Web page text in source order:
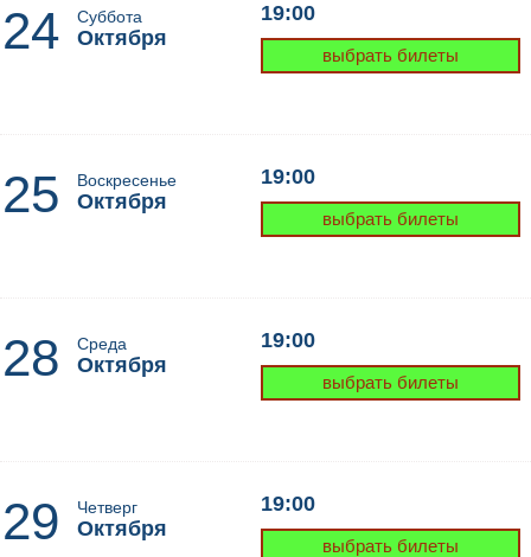
24 Суббота
Октября
19:00
выбрать билеты
25 Воскресенье
Октября
19:00
выбрать билеты
28 Среда
Октября
19:00
выбрать билеты
29 Четверг
Октября
19:00
выбрать билеты